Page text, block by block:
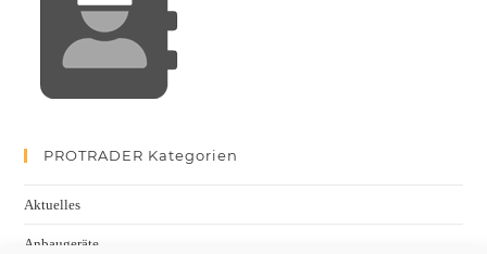
PROTRADER Kategorien
Aktuelles
Anbaugeräte